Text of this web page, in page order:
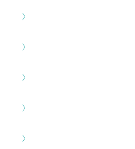
〉
〉
〉
〉
〉